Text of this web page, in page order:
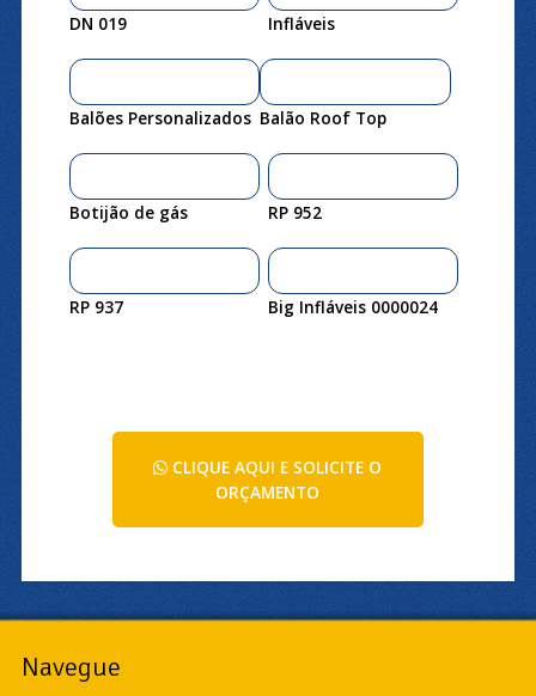
DN 019 Infláveis
Balões Personalizados Balão Roof Top
Botijão de gás RP 952
RP 937 Big Infláveis 0000024
CLIQUE AQUI E SOLICITE O
ORÇAMENTO
Navegue